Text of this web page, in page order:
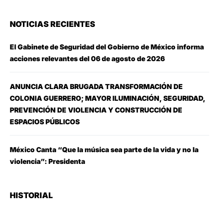
NOTICIAS RECIENTES
El Gabinete de Seguridad del Gobierno de México informa
acciones relevantes del 06 de agosto de 2026
ANUNCIA CLARA BRUGADA TRANSFORMACIÓN DE
COLONIA GUERRERO; MAYOR ILUMINACIÓN, SEGURIDAD,
PREVENCIÓN DE VIOLENCIA Y CONSTRUCCIÓN DE
ESPACIOS PÚBLICOS
México Canta “Que la música sea parte de la vida y no la
violencia”: Presidenta
HISTORIAL